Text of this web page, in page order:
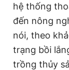
hệ thống
đến nông
nói, theo
trạng bồi
trồng thủy